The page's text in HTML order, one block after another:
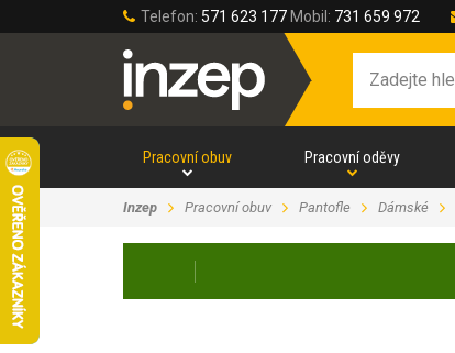
Telefon: 571 623 177 Mobil: 731 659 972
Pracovní obuv Pracovní oděvy
Inzep Pracovní obuv Pantofle Dámské